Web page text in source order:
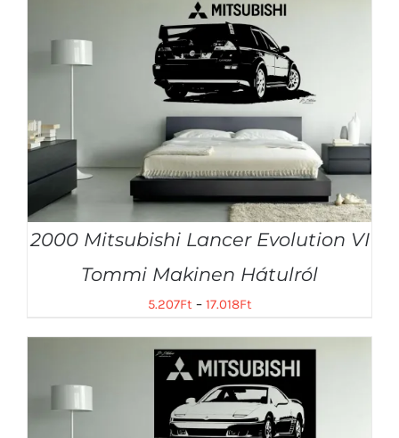
2000 Mitsubishi Lancer Evolution VI
Tommi Makinen Hátulról
5.207Ft– 17.018Ft